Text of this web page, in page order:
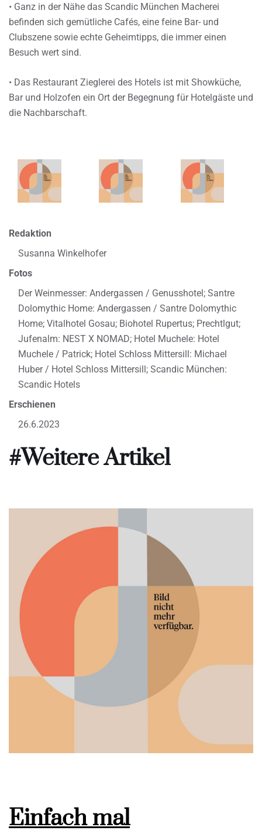
• Ganz in der Nähe das Scandic München Macherei
befinden sich gemütliche Cafés, eine feine Bar- und
Clubszene sowie echte Geheimtipps, die immer einen
Besuch wert sind.
• Das Restaurant Zieglerei des Hotels ist mit Showküche,
Bar und Holzofen ein Ort der Begegnung für Hotelgäste und
die Nachbarschaft.
Redaktion
Susanna Winkelhofer
Fotos
Der Weinmesser: Andergassen / Genusshotel; Santre
Dolomythic Home: Andergassen / Santre Dolomythic
Home; Vitalhotel Gosau; Biohotel Rupertus; Prechtlgut;
Jufenalm: NEST X NOMAD; Hotel Muchele: Hotel
Muchele / Patrick; Hotel Schloss Mittersill: Michael
Huber / Hotel Schloss Mittersill; Scandic München:
Scandic Hotels
Erschienen
26.6.2023
#Weitere Artikel
Einfach mal